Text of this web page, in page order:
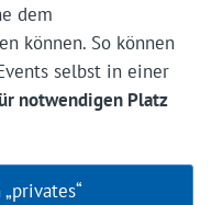
dem
können. So können
selbst in einer
notwendigen Platz